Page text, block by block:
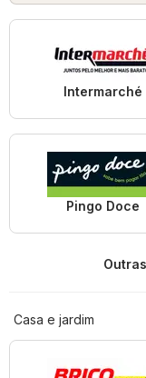
Intermarché
Pingo Doce
Casa e jardim